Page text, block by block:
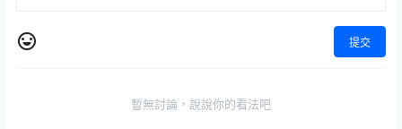
提交
暫無討論，說說你的看法吧